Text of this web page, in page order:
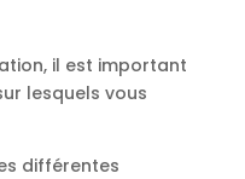
il est important
lesquels vous
différentes